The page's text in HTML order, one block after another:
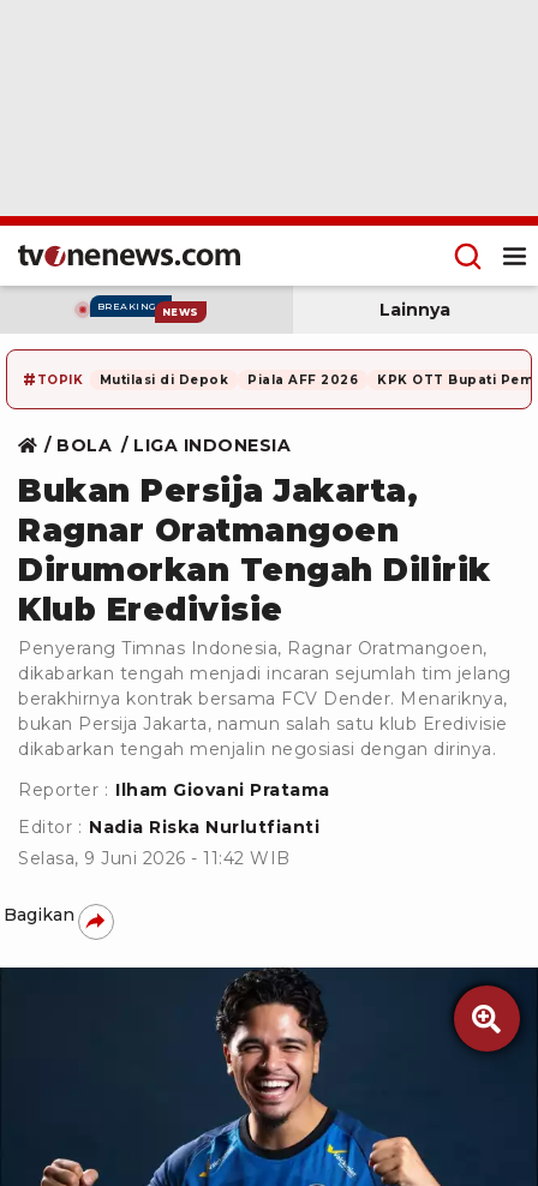
BREAKING NEWS Lainnya
# TOPIK Mutilasi di Depok Piala AFF 2026 KPK OTT Bupati
BOLA LIGA INDONESIA
Bukan Persija Jakarta,
Ragnar Oratmangoen
Dirumorkan Tengah Dilirik
Klub Eredivisie
Penyerang Timnas Indonesia, Ragnar Oratmangoen,
dikabarkan tengah menjadi incaran sejumlah tim jelang
berakhirnya kontrak bersama FCV Dender. Menariknya,
bukan Persija Jakarta, namun salah satu klub Eredivisie
dikabarkan tengah menjalin negosiasi dengan dirinya.
Reporter : Ilham Giovani Pratama
Editor : Nadia Riska Nurlutfianti
Selasa, 9 Juni 2026 - 11:42 WIB
Bagikan
